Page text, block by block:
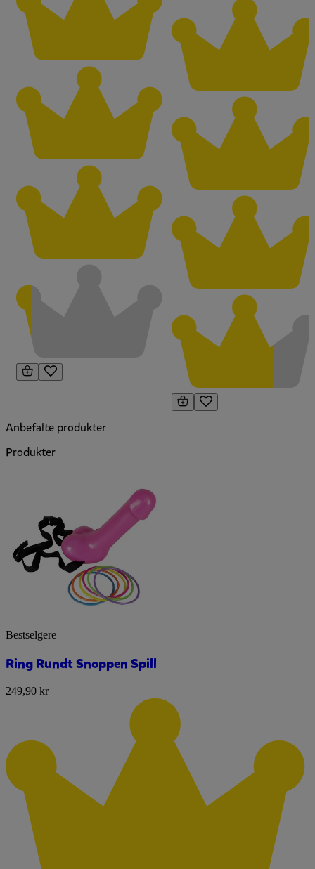
Anbefalte produkter
Produkter
Bestselgere
Ring Rundt Snoppen Spill
249,90 kr